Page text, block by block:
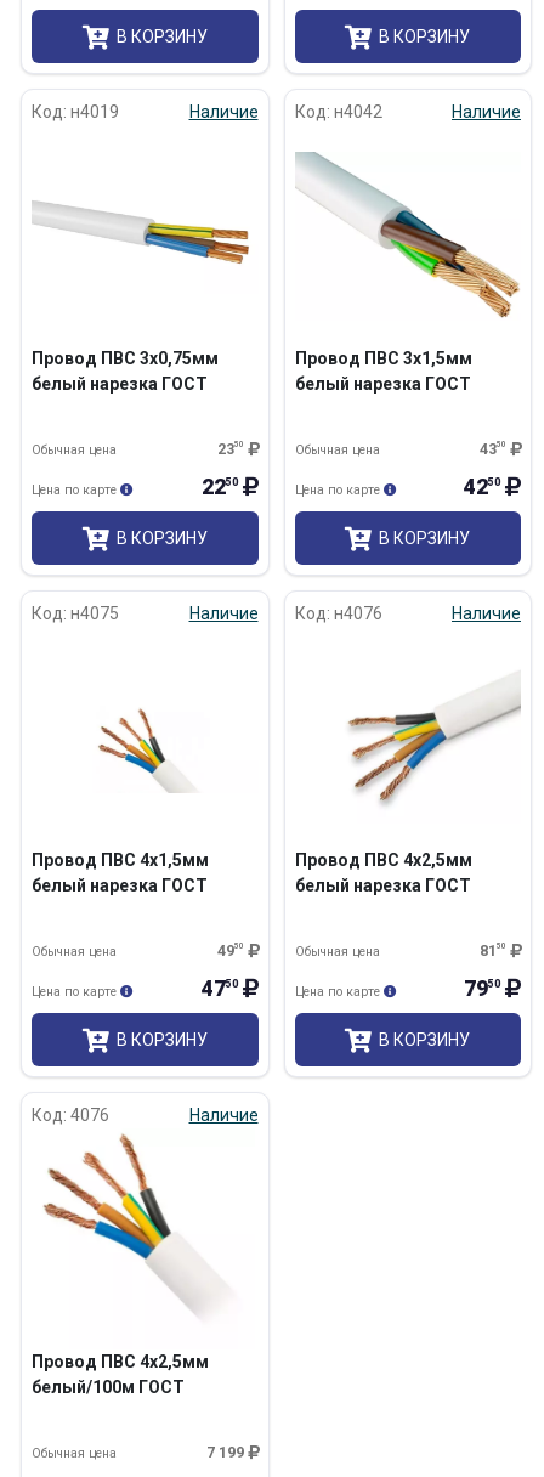
В КОРЗИНУ В КОРЗИНУ
Код: н4019 Наличие
Провод ПВС 3х0,75мм
белый нарезка ГОСТ
2350
Обычная цена
2250
Цена по карте
В КОРЗИНУ
Код: н4042 Наличие
Провод ПВС 3х1,5мм
белый нарезка ГОСТ
4350
Обычная цена
4250
Цена по карте
В КОРЗИНУ
Код: н4075 Наличие
Провод ПВС 4х1,5мм
белый нарезка ГОСТ
4950
Обычная цена
4750
Цена по карте
В КОРЗИНУ
Код: н4076 Наличие
Провод ПВС 4х2,5мм
белый нарезка ГОСТ
81 50
Обычная цена
7950
Цена по карте
В КОРЗИНУ
Код: 4076 Наличие
Провод ПВС 4х2,5мм
белый/100м ГОСТ
7 199
Обычная цена